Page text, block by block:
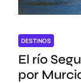
DESTINOS
El río
por